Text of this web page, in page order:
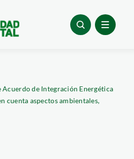
Acuerdo de Integración Energética
cuenta aspectos ambientales,